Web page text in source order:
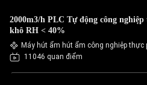
2000m3/h PLC Tự động công nghiệp
khô RH < 40%
Máy hút ẩm hút ẩm công nghiệp thực
11046 quan điểm